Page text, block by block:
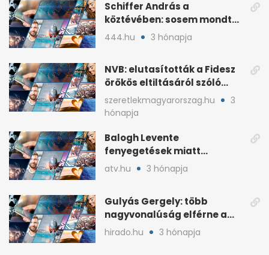
Schiffer András a
köztévében: sosem mondta,
ki fog nyerni
444.hu 3 hónapja
NVB: elutasították a Fidesz
örökös eltiltásáról szóló
népszavazást
szeretlekmagyarorszag.hu
3
hónapja
Balogh Levente
fenyegetések miatt
lemondta erdélyi előadás-
atv.hu 3 hónapja
Gulyás Gergely: több
nagyvonalúság elférne a
kétharmados győztesekben
hirado.hu 3 hónapja